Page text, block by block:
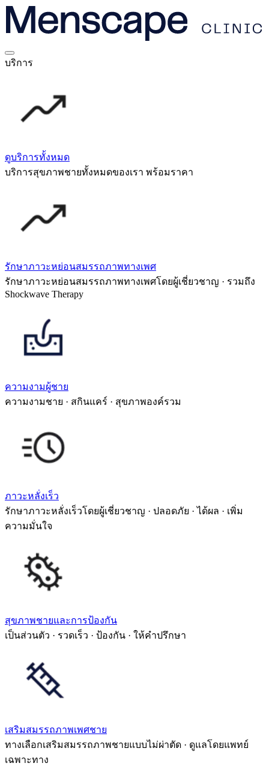
บริการ
ดูบริการทั้งหมด
บริการสุขภาพชายทั้งหมดของเรา พร้อมราคา
รักษาภาวะหย่อนสมรรถภาพทางเพศ
รักษาภาวะหย่อนสมรรถภาพทางเพศโดยผู้เชี่ยวชาญ · รวมถึง
Shockwave Therapy
ความงามผู้ชาย
ความงามชาย · สกินแคร์ · สุขภาพองค์รวม
ภาวะหลั่งเร็ว
รักษาภาวะหลั่งเร็วโดยผู้เชี่ยวชาญ · ปลอดภัย · ได้ผล · เพิ่ม
ความมั่นใจ
สุขภาพชายและการป้องกัน
เป็นส่วนตัว · รวดเร็ว · ป้องกัน · ให้คำปรึกษา
เสริมสมรรถภาพเพศชาย
ทางเลือกเสริมสมรรถภาพชายแบบไม่ผ่าตัด · ดูแลโดยแพทย์
เฉพาะทาง